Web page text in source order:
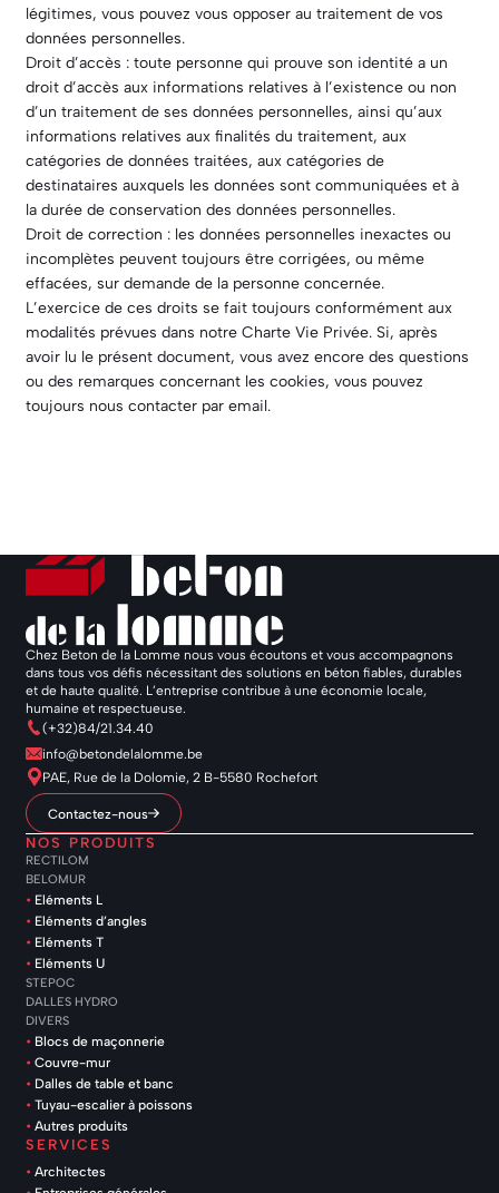
légitimes, vous pouvez vous opposer au traitement de vos
données personnelles.
Droit d’accès : toute personne qui prouve son identité a un
droit d’accès aux informations relatives à l’existence ou non
d’un traitement de ses données personnelles, ainsi qu’aux
informations relatives aux finalités du traitement, aux
catégories de données traitées, aux catégories de
destinataires auxquels les données sont communiquées et à
la durée de conservation des données personnelles.
Droit de correction : les données personnelles inexactes ou
incomplètes peuvent toujours être corrigées, ou même
effacées, sur demande de la personne concernée.
L’exercice de ces droits se fait toujours conformément aux
modalités prévues dans notre Charte Vie Privée. Si, après
avoir lu le présent document, vous avez encore des questions
ou des remarques concernant les cookies, vous pouvez
toujours nous contacter par email.
Chez Beton de la Lomme nous vous écoutons et vous accompagnons
dans tous vos défis nécessitant des solutions en béton fiables, durables
et de haute qualité. L’entreprise contribue à une économie locale,
humaine et respectueuse.
(+32)84/21.34.40
info@betondelalomme.be
PAE, Rue de la Dolomie, 2 B-5580 Rochefort
Contactez-nous
NOS PRODUITS
RECTILOM
BELOMUR
Eléments L
Eléments d’angles
Eléments T
Eléments U
STEPOC
DALLES HYDRO
DIVERS
Blocs de maçonnerie
Couvre-mur
Dalles de table et banc
Tuyau-escalier à poissons
Autres produits
SERVICES
Architectes